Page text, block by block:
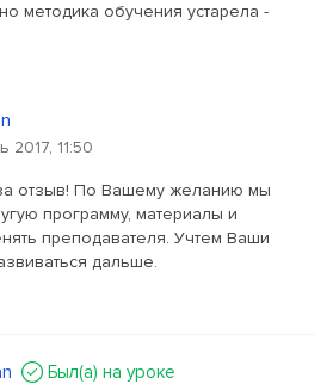
методика обучения устарела -
2017, 11:50
отзыв! По Вашему желанию мы
программу, материалы и
преподавателя. Учтем Ваши
дальше.
Был(a) на уроке